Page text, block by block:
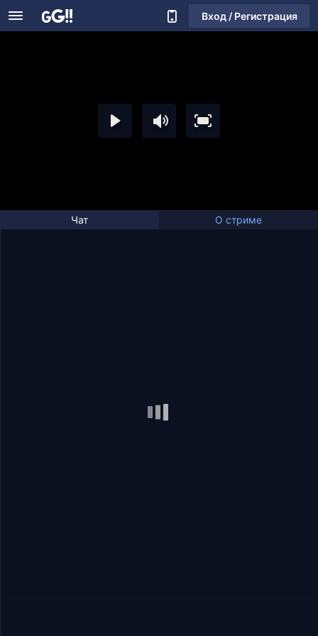
Вход / Регистрация
Чат О стриме